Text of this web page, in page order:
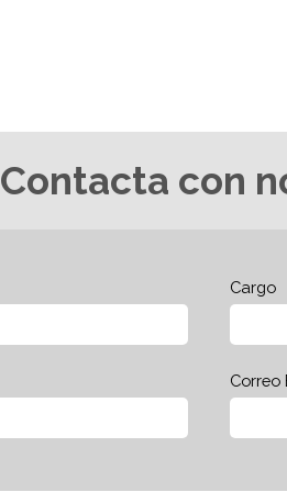
Contacta con
Cargo
Correo